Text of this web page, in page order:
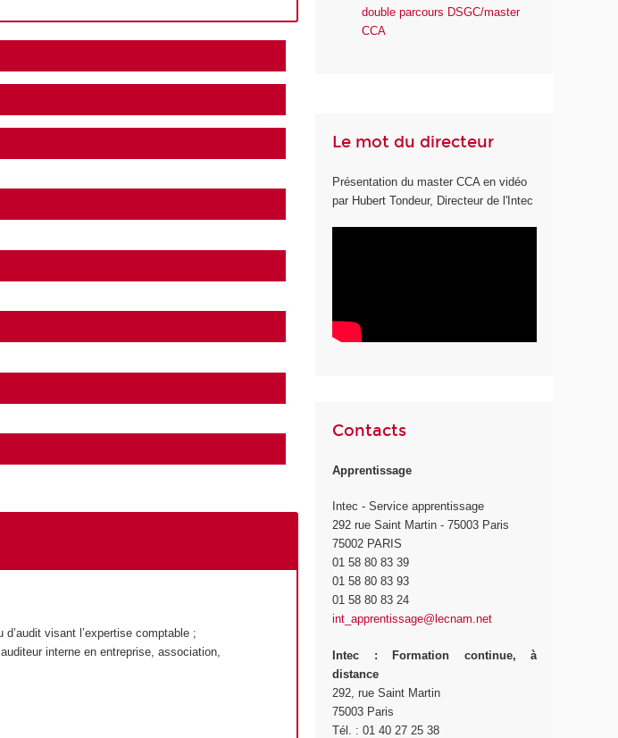
visant l’expertise comptable ;
interne en entreprise, association,
double parcours DSGC/master
CCA
Le mot du directeur
Présentation du master CCA en vidéo
par Hubert Tondeur, Directeur de l'Intec
Contacts
Apprentissage
Intec - Service apprentissage
292 rue Saint Martin - 75003 Paris
75002 PARIS
01 58 80 83 39
01 58 80 83 93
01 58 80 83 24
int_apprentissage@lecnam.net
Intec : Formation continue, à
distance
292, rue Saint Martin
75003 Paris
Tél. : 01 40 27 25 38